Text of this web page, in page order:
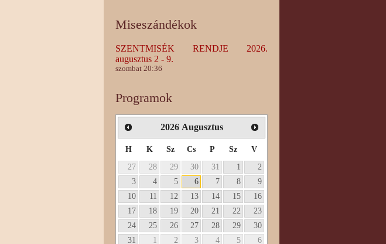
Miseszándékok
SZENTMISÉK RENDJE 2026.
augusztus 2 - 9.
szombat 20:36
Programok
2026 Augusztus
H K Sz Cs P Sz
V
27
28 29 30 31 1
2
3
4 5 6 7 8
9
10
11 12 13 14 15
16
17
18 19 20 21 22
23
24
25 26 27 28 29
30
31
1 2 3 4 5 6